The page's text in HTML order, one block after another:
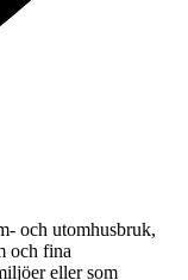
och utomhusbruk,
och fina
eller som